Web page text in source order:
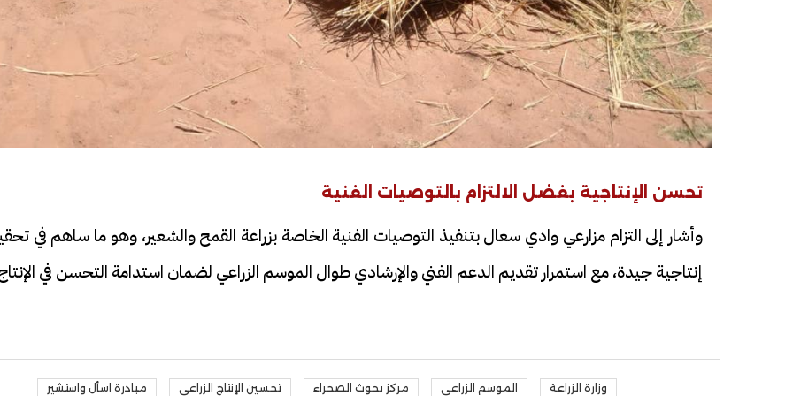
تحسن الإنتاجية بفضل الالتزام بالتوصيات الفنية
وأشار إلى التزام مزارعي وادي سعال بتنفيذ التوصيات الفنية الخاصة بزراعة القمح والشعير، وهو ما ساهم في
إنتاجية جيدة، مع استمرار تقديم الدعم الفني والإرشادي طوال الموسم الزراعي لضمان استدامة التحسن في
وزارة الزراعة الموسم الزراعي مركز بحوث الصحراء تحسين الإنتاج الزراعي مبادرة اسأل واستشير